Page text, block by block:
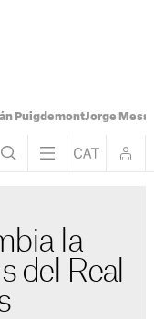
PuigdemontJorge Messi
la
del Real